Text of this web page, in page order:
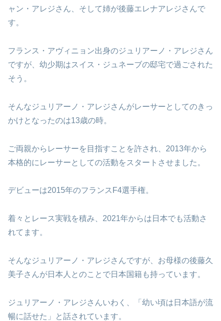
ャン・アレジさん、そして姉が後藤エレナアレジさんで
す。
フランス・アヴィニョン出身のジュリアーノ・アレジさん
ですが、幼少期はスイス・ジュネーブの邸宅で過ごされた
そう。
そんなジュリアーノ・アレジさんがレーサーとしてのきっ
かけとなったのは13歳の時。
ご両親からレーサーを目指すことを許され、2013年から
本格的にレーサーとしての活動をスタートさせました。
デビューは2015年のフランスF4選手権。
着々とレース実戦を積み、2021年からは日本でも活動さ
れてます。
そんなジュリアーノ・アレジさんですが、お母様の後藤久
美子さんが日本人とのことで日本国籍も持っています。
ジュリアーノ・アレジさんいわく、「幼い頃は日本語が流
暢に話せた」と話されています。